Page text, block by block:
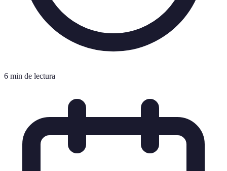
6 min de lectura